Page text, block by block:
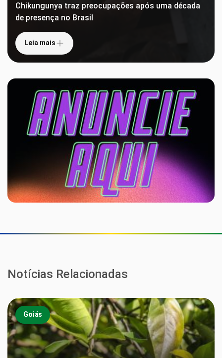
Chikungunya traz preocupações após uma década
de presença no Brasil
Leia mais
Notícias Relacionadas
Goiás